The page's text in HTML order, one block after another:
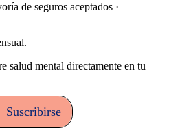
de seguros aceptados ·
salud mental directamente en tu